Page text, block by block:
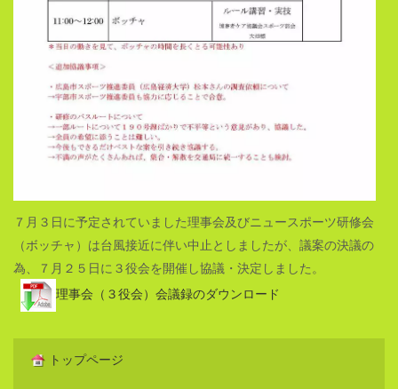
７月３日に予定されていました理事会及びニュースポーツ研修会
（ボッチャ）は台風接近に伴い中止としましたが、議案の決議の
為、７月２５日に３役会を開催し協議・決定しました。
理事会（３役会）会議録のダウンロード
トップページ